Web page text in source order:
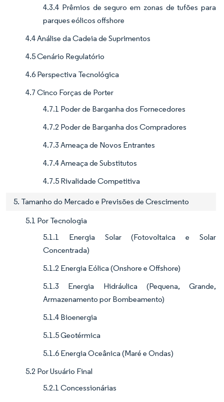
4.3.4 Prêmios de seguro em zonas de tufões para
parques eólicos offshore
4.4 Análise da Cadeia de Suprimentos
4.5 Cenário Regulatório
4.6 Perspectiva Tecnológica
4.7 Cinco Forças de Porter
4.7.1 Poder de Barganha dos Fornecedores
4.7.2 Poder de Barganha dos Compradores
4.7.3 Ameaça de Novos Entrantes
4.7.4 Ameaça de Substitutos
4.7.5 Rivalidade Competitiva
5. Tamanho do Mercado e Previsões de Crescimento
5.1 Por Tecnologia
5.1.1 Energia Solar (Fotovoltaica e Solar
Concentrada)
5.1.2 Energia Eólica (Onshore e Offshore)
5.1.3 Energia Hidráulica (Pequena, Grande,
Armazenamento por Bombeamento)
5.1.4 Bioenergia
5.1.5 Geotérmica
5.1.6 Energia Oceânica (Maré e Ondas)
5.2 Por Usuário Final
5.2.1 Concessionárias